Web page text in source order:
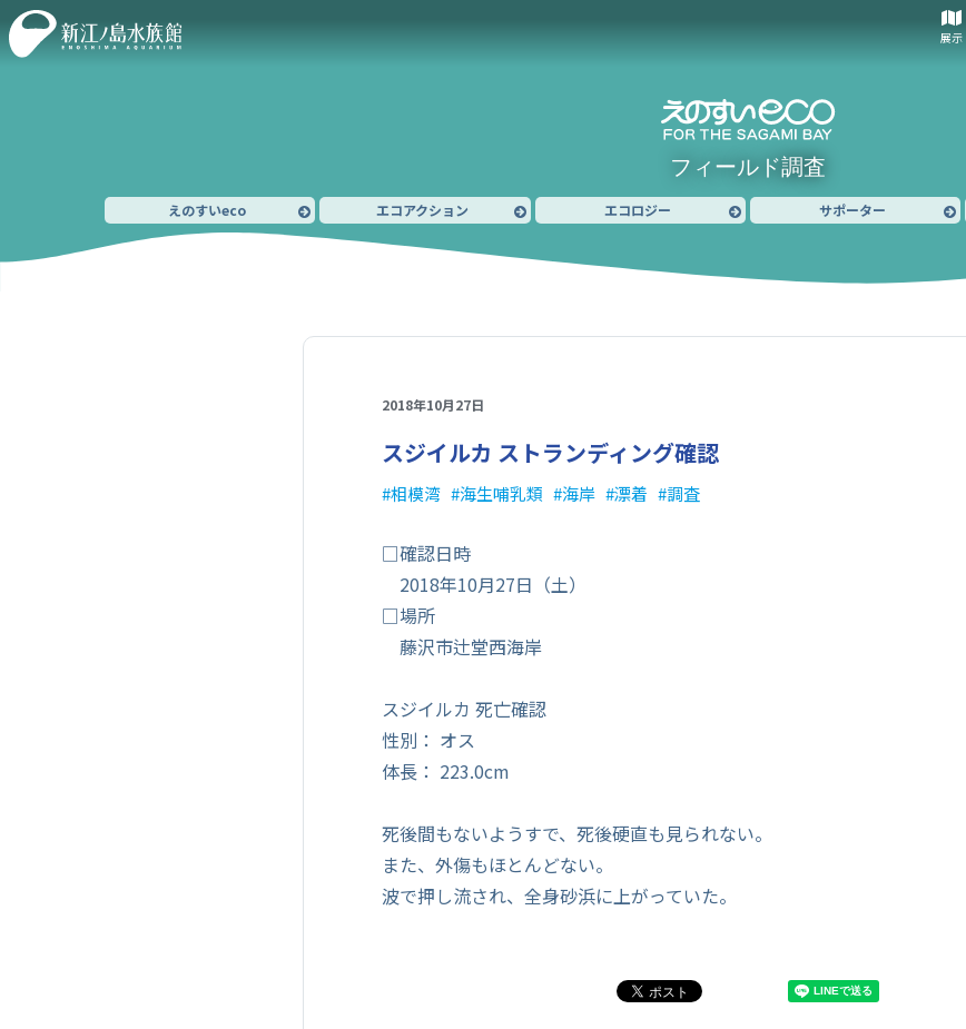
展示
フィールド調査
えのすいeco エコアクション エコロジー サポーター
2018年10月27日
スジイルカ ストランディング確認
相模湾 海生哺乳類 海岸 漂着 調査
□確認日時
2018年10月27日（土）
□場所
藤沢市辻堂西海岸
スジイルカ 死亡確認
性別： オス
体長： 223.0cm
死後間もないようすで、死後硬直も見られない。
また、外傷もほとんどない。
波で押し流され、全身砂浜に上がっていた。